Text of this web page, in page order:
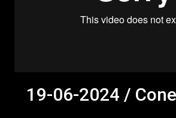
19-06-2024 /